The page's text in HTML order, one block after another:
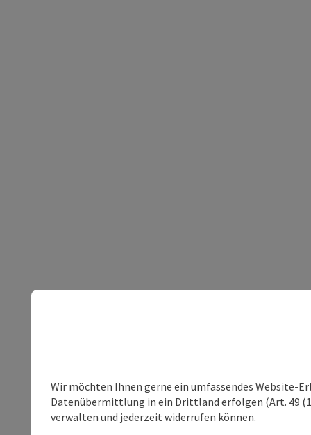
Wir möchten Ihnen gerne ein umfassendes Website-
Datenübermittlung in ein Drittland erfolgen (Art. 49
verwalten und jederzeit widerrufen können.